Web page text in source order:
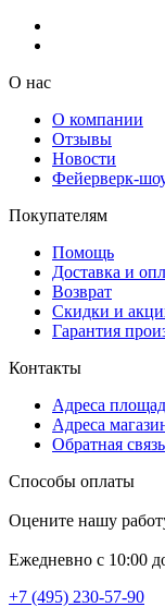
О нас
О компании
Отзывы
Новости
Фейерверк-
Покупателям
Помощь
Доставка и
Возврат
Скидки и
Гарантия
Контакты
Адреса
Адреса
Обратная связь
Способы оплаты
Оцените нашу
Ежедневно с 10:00
+7 (495) 230-57-90